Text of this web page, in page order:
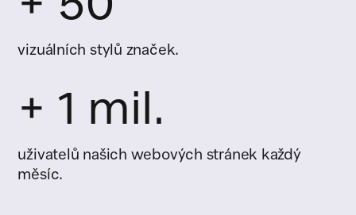
+ 50
vizuálních stylů značek.
+ 1 mil.
uživatelů našich webových stránek každý
měsíc.